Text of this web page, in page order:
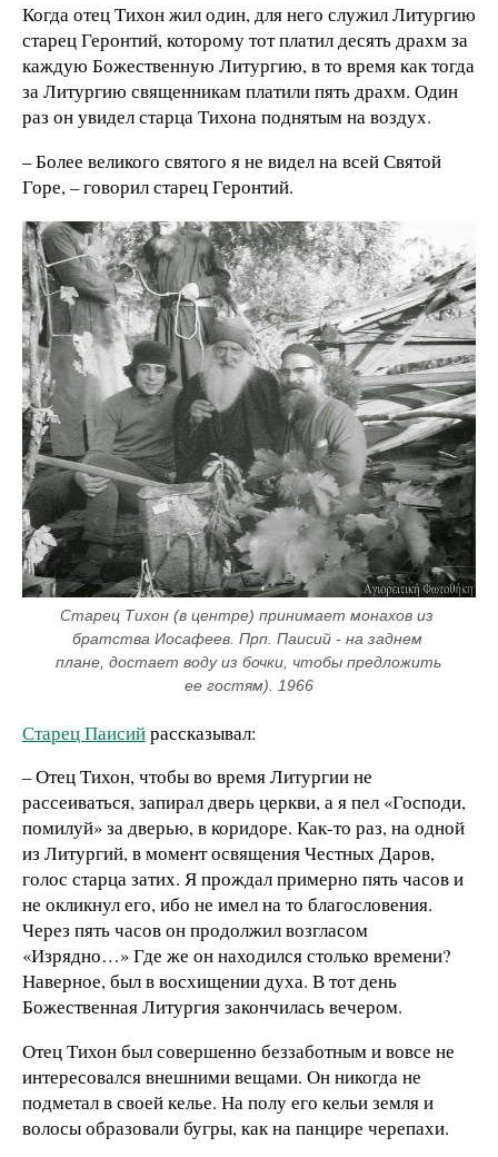
Когда отец Тихон жил один, для него служил Литургию
старец Геронтий, которому тот платил десять драхм за
каждую Божественную Литургию, в то время как тогда
за Литургию священникам платили пять драхм. Один
раз он увидел старца Тихона поднятым на воздух.
– Более великого святого я не видел на всей Святой
Горе, – говорил старец Геронтий.
Старец Тихон (в центре) принимает монахов из
братства Иосафеев. Прп. Паисий - на заднем
плане, достает воду из бочки, чтобы предложить
ее гостям). 1966
Старец Паисийрассказывал:
– Отец Тихон, чтобы во время Литургии не
рассеиваться, запирал дверь церкви, а я пел «Господи,
помилуй» за дверью, в коридоре. Как-то раз, на одной
из Литургий, в момент освящения Честных Даров,
голос старца затих. Я прождал примерно пять часов и
не окликнул его, ибо не имел на то благословения.
Через пять часов он продолжил возгласом
«Изрядно…» Где же он находился столько времени?
Наверное, был в восхищении духа. В тот день
Божественная Литургия закончилась вечером.
Отец Тихон был совершенно беззаботным и вовсе не
интересовался внешними вещами. Он никогда не
подметал в своей келье. На полу его кельи земля и
волосы образовали бугры, как на панцире черепахи.